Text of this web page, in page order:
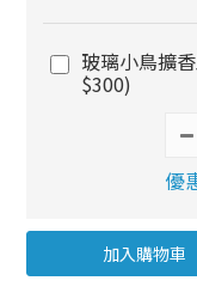
玻璃小鳥擴
$300)
優
加入購物車